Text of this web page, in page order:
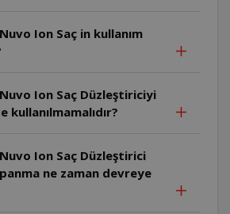
Ion Saç in kullanım
Ion Saç Düzleştiriciyi
kullanılmamalıdır?
Ion Saç Düzleştirici
ne zaman devreye